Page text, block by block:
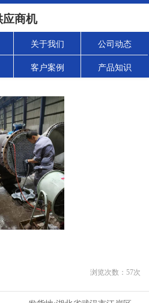
应商机
关于我们 公司动态
客户案例 产品知识
浏览次数： 57次